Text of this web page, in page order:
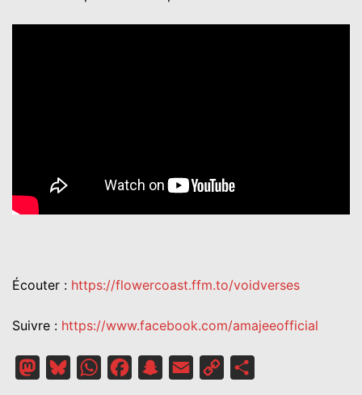
Écouter : https://flowercoast.ffm.to/voidverses
Suivre : https://www.facebook.com/amajeeofficial
MastodonBlueskyWhatsAppFacebookSnapchat
Email
Copy